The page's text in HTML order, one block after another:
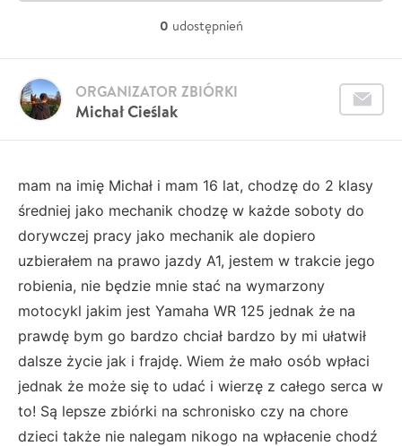
0 udostępnień
Michał Cieślak
ORGANIZATOR ZBIÓRKI
mam na imię Michał i mam 16 lat, chodzę do 2 klasy
średniej jako mechanik chodzę w każde soboty do
dorywczej pracy jako mechanik ale dopiero
uzbierałem na prawo jazdy A1, jestem w trakcie jego
robienia, nie będzie mnie stać na wymarzony
motocykl jakim jest Yamaha WR 125 jednak że na
prawdę bym go bardzo chciał bardzo by mi ułatwił
dalsze życie jak i frajdę. Wiem że mało osób wpłaci
jednak że może się to udać i wierzę z całego serca w
to! Są lepsze zbiórki na schronisko czy na chore
dzieci także nie nalegam nikogo na wpłacenie chodź